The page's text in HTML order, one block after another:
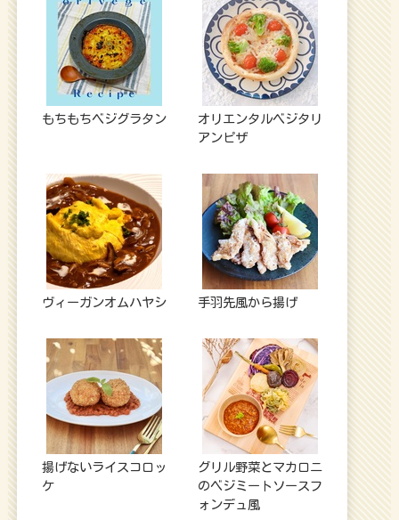
もちもちベジグラタン
オリエンタルベジタリ
アンピザ
ヴィーガンオムハヤシ 手羽先風から揚げ
揚げないライスコロッ
ケ
グリル野菜とマカロニ
のベジミートソースフ
ォンデュ風